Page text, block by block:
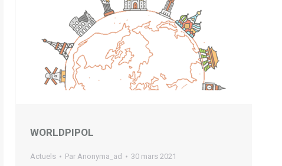
WORLDPIPOL
Actuels Par Anonyma_ad 30 mars 2021